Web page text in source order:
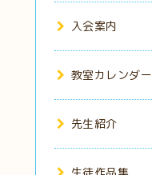
入会案内
教室カレンダー
先生紹介